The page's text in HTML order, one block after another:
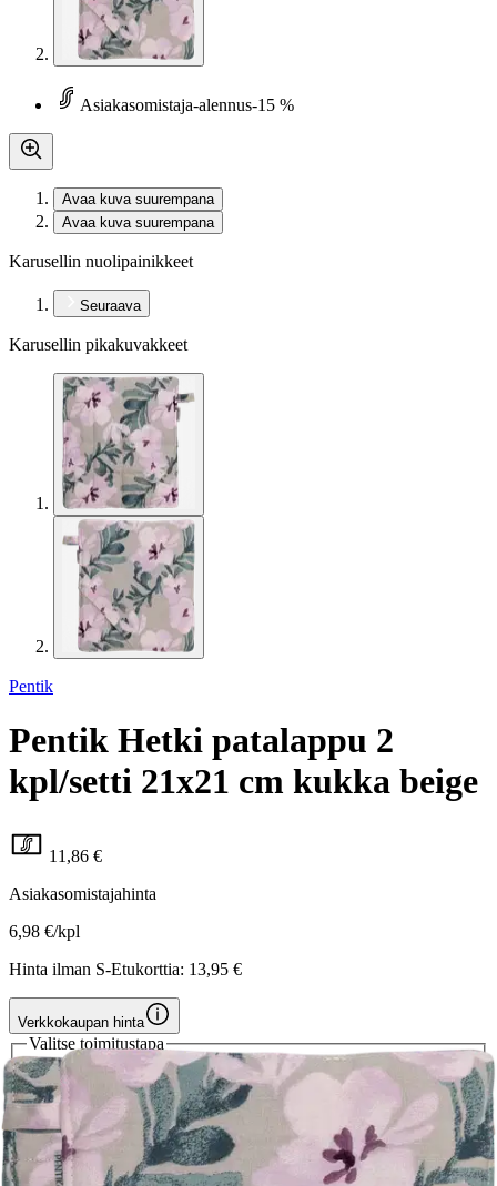
Asiakasomistaja-alennus-15 %
Avaa kuva suurempana
Avaa kuva suurempana
Karusellin nuolipainikkeet
Seuraava
Karusellin pikakuvakkeet
Pentik
Pentik Hetki patalappu 2
kpl/setti 21x21 cm kukka beige
11,86 €
Asiakasomistajahinta
6,98 €/kpl
Hinta ilman S-Etukorttia: 13,95 €
Verkkokaupan hinta
Valitse toimitustapa
Nouto myymälästä
Ilmainen
Siirry valitsemaan myymälä
Toimitus
Kotiin tai noutopisteeseen
Alk. 0 €